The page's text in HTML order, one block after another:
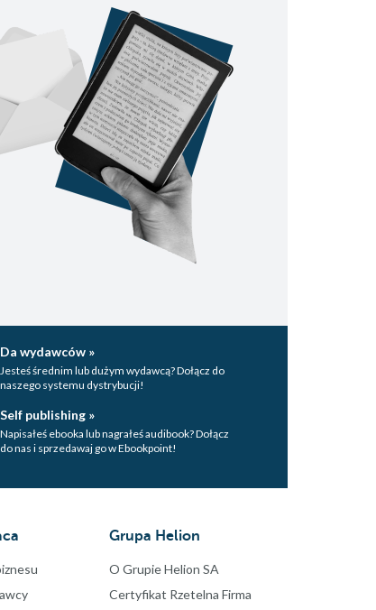
Da wydawców »
Jesteś średnim lub dużym wydawcą? Dołącz do
naszego systemu dystrybucji!
Self publishing »
Napisałeś ebooka lub nagrałeś audibook? Dołącz
do nas i sprzedawaj go w Ebookpoint!
Grupa Helion
O Grupie Helion SA
Certyfikat Rzetelna Firma